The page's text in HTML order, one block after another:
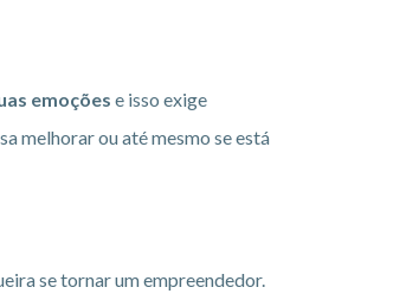
emoções e isso exige
melhorar ou até mesmo se está
se tornar um empreendedor.